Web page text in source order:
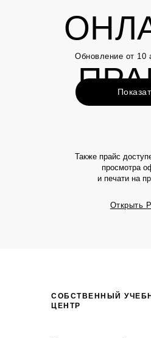
Обновление от 10
Также прайс
просмотра
и печати на
Открыть
СОБСТВЕННЫЙ
ЦЕНТР